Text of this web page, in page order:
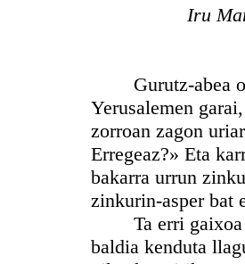
Iru
Gurutz-abea
Yerusalemen
zorroan zagon
Erregeaz?» Eta
bakarra urrun
zinkurin-asper bat
Ta erri gaixoa
baldia kenduta